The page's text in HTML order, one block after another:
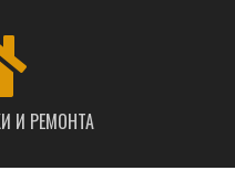
И РЕМОНТА